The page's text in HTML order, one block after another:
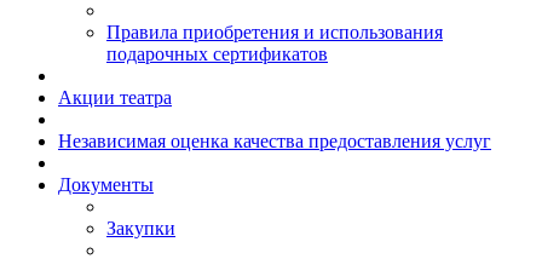
Правила приобретения и использования
подарочных сертификатов
Акции театра
Независимая оценка качества предоставления услуг
Документы
Закупки